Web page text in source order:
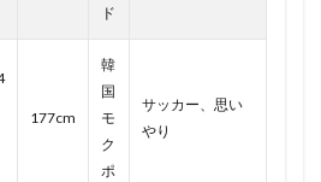
ド
177cm
韓
国
モ
ク
ポ
サッカー、思い
やり